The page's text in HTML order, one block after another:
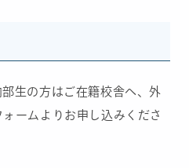
生の方はご在籍校舎へ、外
ォームよりお申し込みくださ